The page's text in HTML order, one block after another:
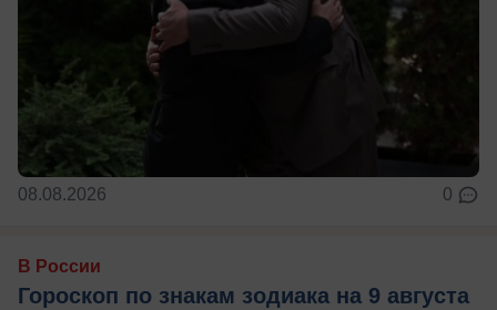
08.08.2026 0
В России
Гороскоп по знакам зодиака на 9 августа